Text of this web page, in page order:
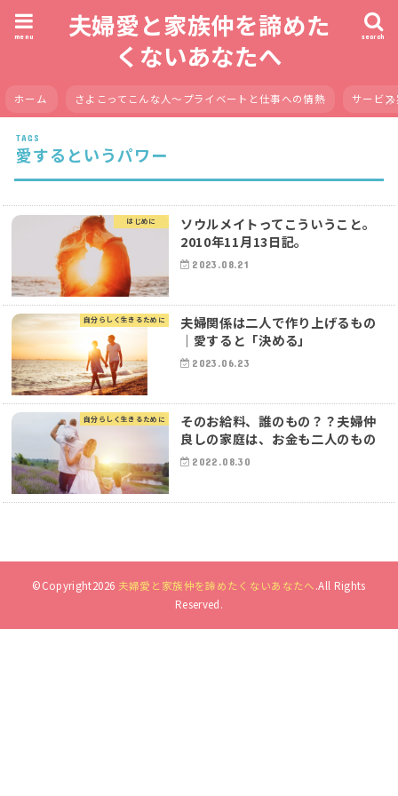
夫婦愛と家族仲を諦めた
くないあなたへ
search
menu
ホーム さよこってこんな人〜プライベートと仕事への情熱 サービ
愛するというパワー
はじめに
ソウルメイトってこういうこと。
2010年11月13日記。
2023.08.21
自分らしく生きるために
夫婦関係は二人で作り上げるもの
｜愛すると「決める」
2023.06.23
自分らしく生きるために
そのお給料、誰のもの？？夫婦仲
良しの家庭は、お金も二人のもの
2022.08.30
©Copyright2026 夫婦愛と家族仲を諦めたくないあなたへ.All Rights
Reserved.